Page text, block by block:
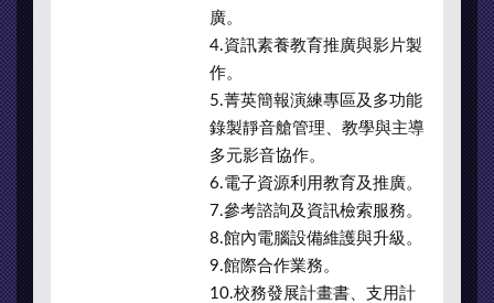
廣。
4.資訊素養教育推廣與影片製
作。
5.菁英簡報演練專區及多功能
錄製靜音艙管理、教學與主導
多元影音協作。
6.電子資源利用教育及推廣。
7.參考諮詢及資訊檢索服務。
8.館內電腦設備維護與升級。
9.館際合作業務。
10.校務發展計畫書、支用計